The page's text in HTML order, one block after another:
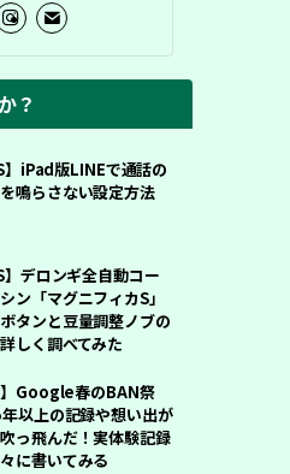
？
】iPad版LINEで通話の
鳴らさない設定方法
】デロンギ全自動コー
ン「マグニフィカS」
タンと豆量調整ノブの
しく調べてみた
】Google春のBAN祭
以上の記録や想い出が
っ飛んだ！実体験記録
に書いてみる